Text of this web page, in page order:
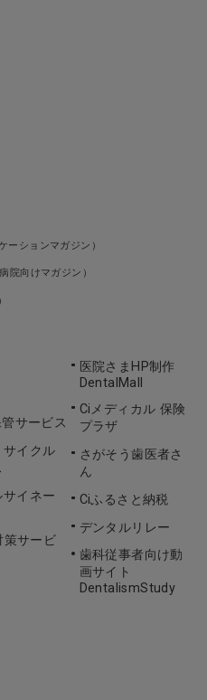
ーションマガジン）
院向けマガジン）
サービス
イクル
イネー
策サービ
医院さまHP制作
DentalMall
Ciメディカル 保険
プラザ
さがそう歯医者さ
ん
Ciふるさと納税
デンタルリレー
歯科従事者向け動
画サイト
DentalismStudy